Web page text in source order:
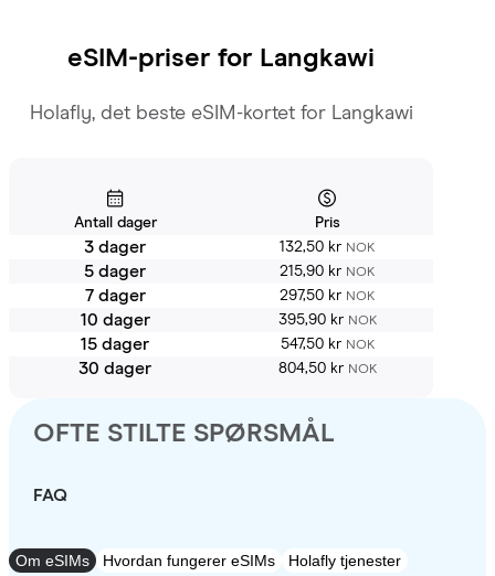
eSIM-priser for Langkawi
Holafly, det beste eSIM-kortet for Langkawi
Antall dager Pris
3 dager 132,50 kr NOK
5 dager 215,90 kr NOK
7 dager 297,50 kr NOK
10 dager 395,90 kr NOK
15 dager 547,50 kr NOK
30 dager 804,50 kr NOK
OFTE STILTE SPØRSMÅL
FAQ
Om eSIMs Hvordan fungerer eSIMs Holafly tjenester